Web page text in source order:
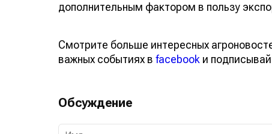
дополнительным фактором в пользу
Смотрите больше интересных
важных событиях в facebook и
Обсуждение